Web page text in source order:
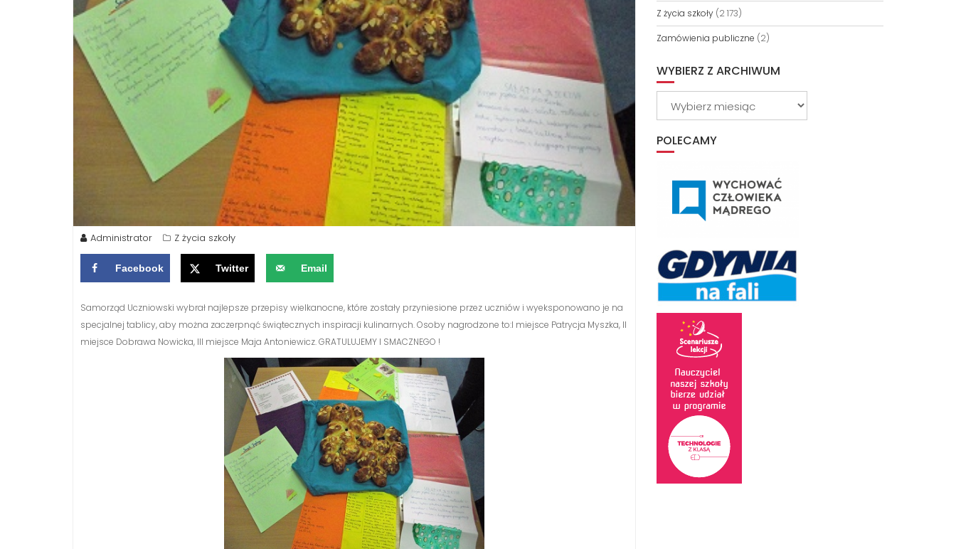
Administrator Z życia szkoły
Facebook Twitter Email
Samorząd Uczniowski wybrał najlepsze przepisy wielkanocne, które zostały przyniesione przez uczniów i wyeksponowano je na
specjalnej tablicy, aby można zaczerpnąć świątecznych inspiracji kulinarnych. Osoby nagrodzone to:I miejsce Patrycja Myszka, II
miejsce Dobrawa Nowicka, III miejsce Maja Antoniewicz. GRATULUJEMY I SMACZNEGO !
Z życia szkoły(2 173)
Zamówienia publiczne (2)
WYBIERZ Z ARCHIWUM
POLECAMY